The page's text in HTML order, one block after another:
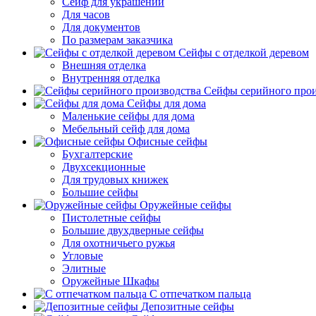
Для часов
Для документов
По размерам заказчика
Сейфы с отделкой деревом
Внешняя отделка
Внутренняя отделка
Сейфы серийного
Сейфы для дома
Маленькие сейфы для дома
Мебельный сейф для дома
Офисные сейфы
Бухгалтерские
Двухсекционные
Для трудовых книжек
Большие сейфы
Оружейные сейфы
Пистолетные сейфы
Большие двухдверные сейфы
Для охотничьего ружья
Угловые
Элитные
Оружейные Шкафы
С отпечатком пальца
Депозитные сейфы